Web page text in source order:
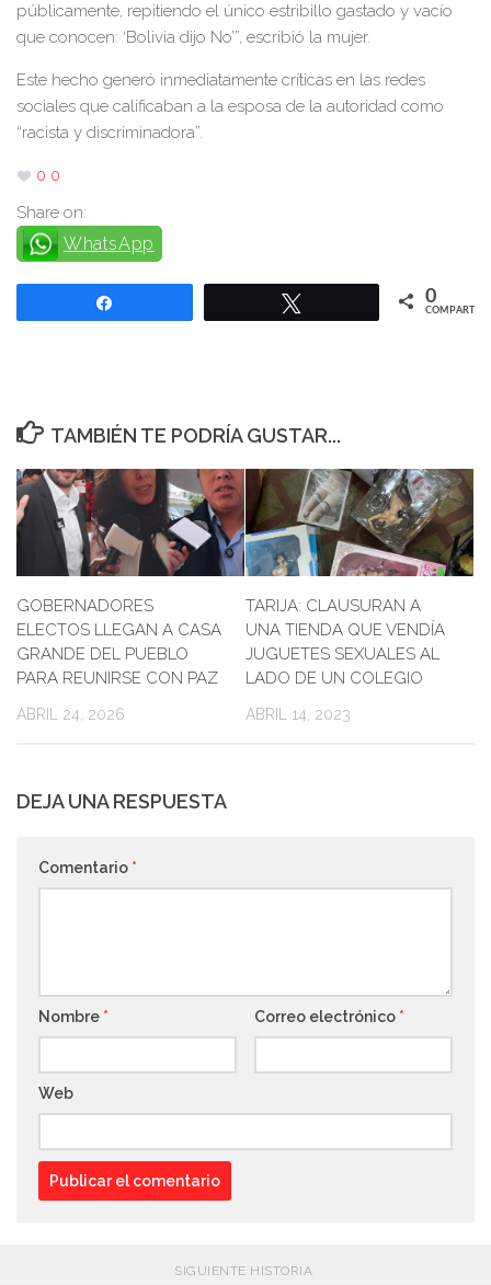
públicamente, repitiendo el único estribillo gastado y vacío
que conocen: ‘Bolivia dijo No’”, escribió la mujer.
Este hecho generó inmediatamente críticas en las redes
sociales que calificaban a la esposa de la autoridad como
“racista y discriminadora”.
0 0
Share on:
WhatsApp
0
COMPARTIR
TAMBIÉN TE PODRÍA GUSTAR...
GOBERNADORES
ELECTOS LLEGAN A CASA
GRANDE DEL PUEBLO
PARA REUNIRSE CON PAZ
ABRIL 24, 2026
TARIJA: CLAUSURAN A
UNA TIENDA QUE VENDÍA
JUGUETES SEXUALES AL
LADO DE UN COLEGIO
ABRIL 14, 2023
DEJA UNA RESPUESTA
Comentario *
Nombre * Correo electrónico *
Web
SIGUIENTE HISTORIA